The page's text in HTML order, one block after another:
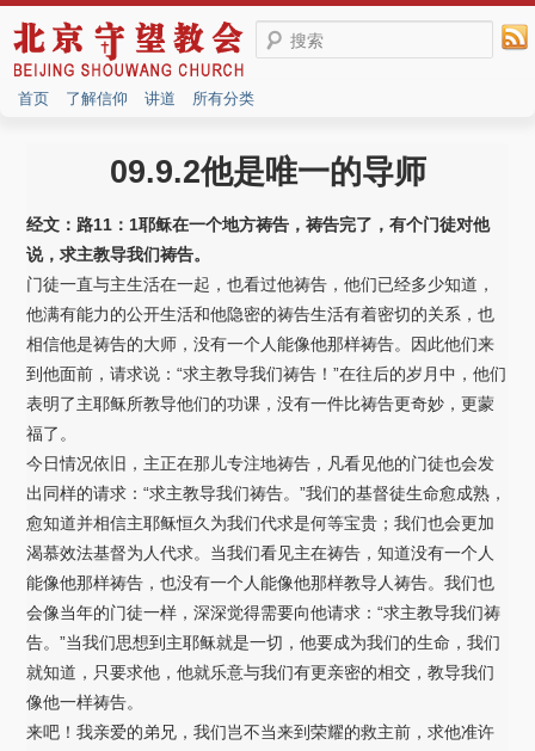
搜索
首页 了解信仰 讲道 所有分类
09.9.2他是唯一的导师
经文：路11：1耶稣在一个地方祷告，祷告完了，有个门徒对他
说，求主教导我们祷告。
门徒一直与主生活在一起，也看过他祷告，他们已经多少知道，
他满有能力的公开生活和他隐密的祷告生活有着密切的关系，也
相信他是祷告的大师，没有一个人能像他那样祷告。因此他们来
到他面前，请求说：“求主教导我们祷告！”在往后的岁月中，他们
表明了主耶稣所教导他们的功课，没有一件比祷告更奇妙，更蒙
福了。
今日情况依旧，主正在那儿专注地祷告，凡看见他的门徒也会发
出同样的请求：“求主教导我们祷告。”我们的基督徒生命愈成熟，
愈知道并相信主耶稣恒久为我们代求是何等宝贵；我们也会更加
渴慕效法基督为人代求。当我们看见主在祷告，知道没有一个人
能像他那样祷告，也没有一个人能像他那样教导人祷告。我们也
会像当年的门徒一样，深深觉得需要向他请求：“求主教导我们祷
告。”当我们思想到主耶稣就是一切，他要成为我们的生命，我们
就知道，只要求他，他就乐意与我们有更亲密的相交，教导我们
像他一样祷告。
来吧！我亲爱的弟兄，我们岂不当来到荣耀的救主前，求他准许